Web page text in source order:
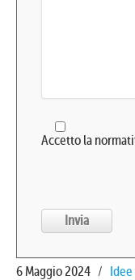
Accetto la
6 Maggio 2024 /